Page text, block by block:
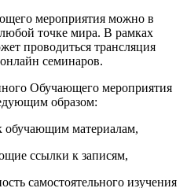
мероприятия можно в
точке мира. В рамках
проводиться трансляция
семинаров.
Обучающего мероприятия
образом:
обучающим материалам,
ссылки к записям,
самостоятельного изучения